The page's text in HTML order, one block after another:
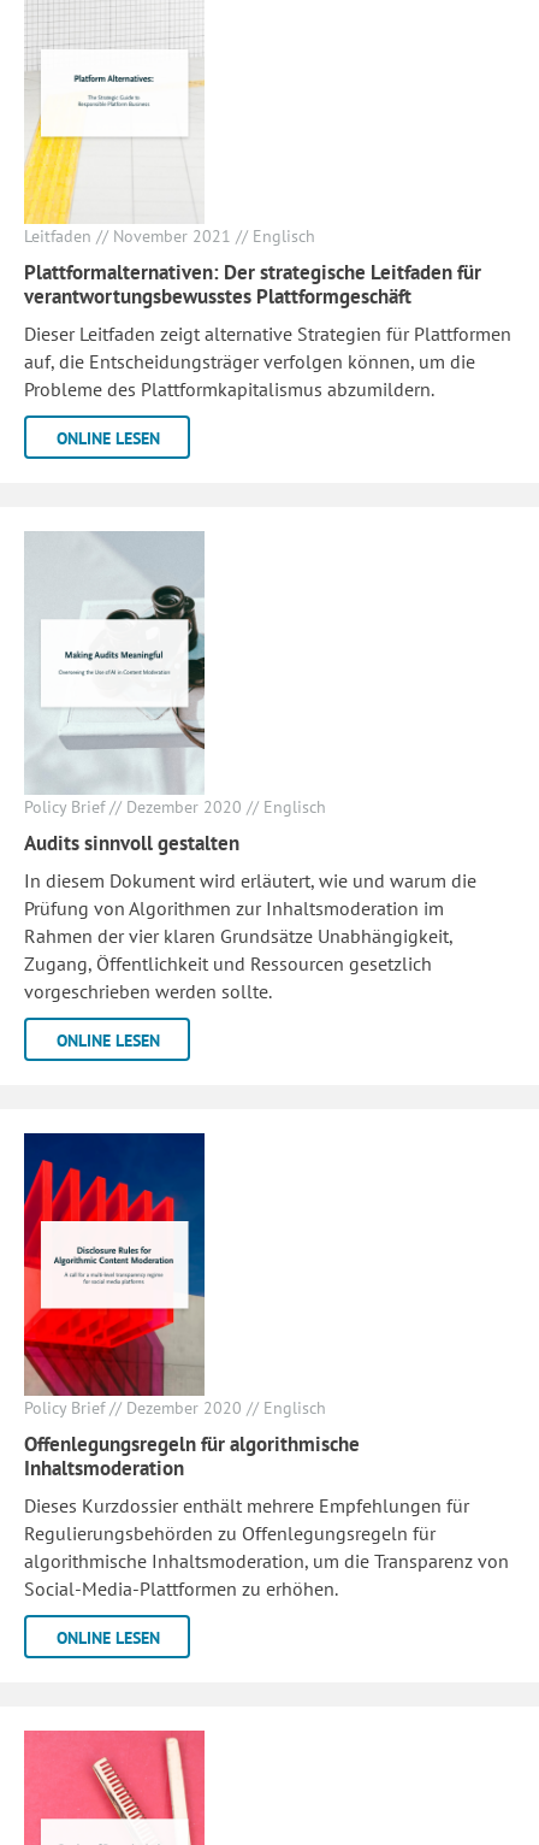
Leitfaden // November 2021 // Englisch
Plattformalternativen: Der strategische Leitfaden für
verantwortungsbewusstes Plattformgeschäft
Dieser Leitfaden zeigt alternative Strategien für Plattformen
auf, die Entscheidungsträger verfolgen können, um die
Probleme des Plattformkapitalismus abzumildern.
ONLINE LESEN
Policy Brief // Dezember 2020 // Englisch
Audits sinnvoll gestalten
In diesem Dokument wird erläutert, wie und warum die
Prüfung von Algorithmen zur Inhaltsmoderation im
Rahmen der vier klaren Grundsätze Unabhängigkeit,
Zugang, Öffentlichkeit und Ressourcen gesetzlich
vorgeschrieben werden sollte.
ONLINE LESEN
Policy Brief // Dezember 2020 // Englisch
Offenlegungsregeln für algorithmische
Inhaltsmoderation
Dieses Kurzdossier enthält mehrere Empfehlungen für
Regulierungsbehörden zu Offenlegungsregeln für
algorithmische Inhaltsmoderation, um die Transparenz von
Social-Media-Plattformen zu erhöhen.
ONLINE LESEN